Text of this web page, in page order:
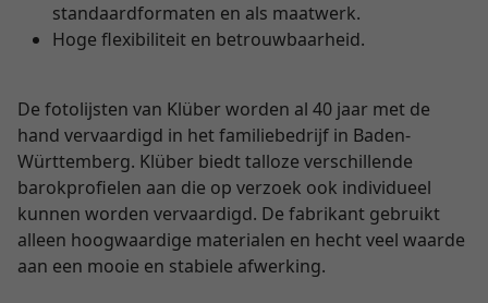
standaardformaten en als maatwerk.
Hoge flexibiliteit en betrouwbaarheid.
De fotolijsten van Klüber worden al 40 jaar met de
hand vervaardigd in het familiebedrijf in Baden-
Württemberg. Klüber biedt talloze verschillende
barokprofielen aan die op verzoek ook individueel
kunnen worden vervaardigd. De fabrikant gebruikt
alleen hoogwaardige materialen en hecht veel waarde
aan een mooie en stabiele afwerking.